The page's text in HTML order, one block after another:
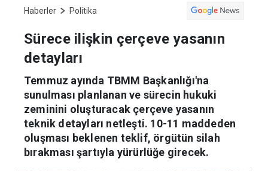
Sürece ilişkin çerçeve yasanın
Temmuz ayında TBMM Başkanlığı'na
sunulması planlanan ve sürecin hukuki
zeminini oluşturacak çerçeve yasanın
teknik detayları netleşti. 10-11 maddeden
oluşması beklenen teklif, örgütün silah